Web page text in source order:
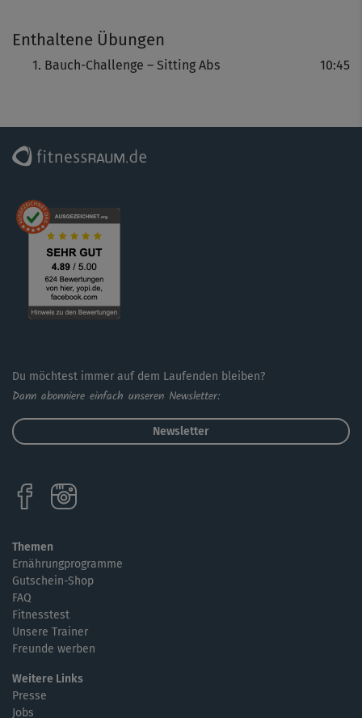
Enthaltene Übungen
Bauch-Challenge – Sitting Abs 10:45
Du möchtest immer auf dem Laufenden bleiben?
Dann abonniere einfach unseren Newsletter:
Newsletter
Themen
Ernährungprogramme
Gutschein-Shop
FAQ
Fitnesstest
Unsere Trainer
Freunde werben
Weitere Links
Presse
Jobs